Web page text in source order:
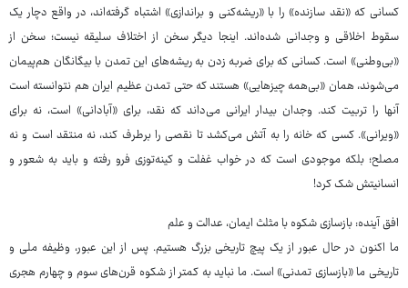
کسانی که «نقد سازنده» را با «ریشه‌کنی و براندازی» اشتباه گرفته‌اند، در واقع دچار یک
سقوط اخلاقی و وجدانی شده‌اند. اینجا دیگر سخن از اختلاف سلیقه نیست؛ سخن از
«بی‌وطنی» است. کسانی که برای ضربه زدن به ریشه‌های این تمدن با بیگانگان هم‌پیمان
می‌شوند، همان «بی‌همه چیزهایی» هستند که حتی تمدن عظیم ایران هم نتوانسته است
آنها را تربیت کند. وجدان بیدار ایرانی می‌داند که نقد، برای «آبادانی» است، نه برای
«ویرانی». کسی که خانه را به آتش می‌کشد تا نقصی را برطرف کند، نه منتقد است و نه
مصلح؛ بلکه موجودی است که در خواب غفلت و کینه‌توزی فرو رفته و باید به شعور و
انسانیتش شک کرد!
افق آینده: بازسازی شکوه با مثلث ایمان، عدالت و علم
ما اکنون در حال عبور از یک پیچ تاریخی بزرگ هستیم. پس از این عبور، وظیفه ملی و
تاریخی ما «بازسازی تمدنی» است. ما نباید به کمتر از شکوه قرن‌های سوم و چهارم هجری